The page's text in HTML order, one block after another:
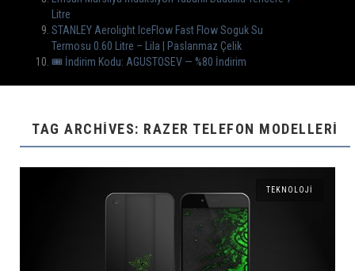
Litre
STANLEY Aerolight IceFlow Fast Flow Soguk Su
Termosu 0.60 Litre – Lila | Paslanmaz Çelik
🎟 İndirim Kodu: AGUSTOSEV — %80 İndirim
TAG ARCHIVES: RAZER TELEFON MODELLERI
TEKNOLOJI